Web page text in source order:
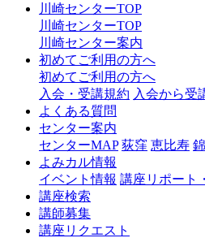
川崎センターTOP
川崎センターTOP
川崎センター案内
初めてご利用の方へ
初めてご利用の方へ
入会・受講規約 入会から受
よくある質問
センター案内
センターMAP 荻窪 恵比寿
よみカル情報
イベント情報 講座リポート
講座検索
講師募集
講座リクエスト